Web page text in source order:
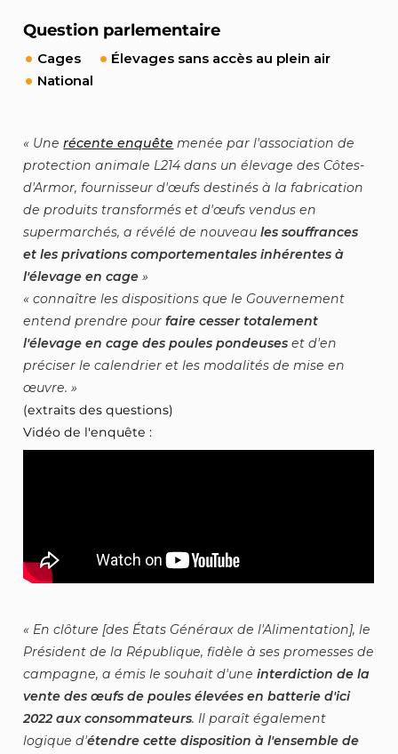
Question parlementaire
Cages
Élevages sans accès au plein air
National
Unerécente enquête menée par l'association de
protection animale L214 dans un élevage des Côtes-
d'Armor, fournisseur d'œufs destinés à la fabrication
de produits transformés et d'œufs vendus en
supermarchés, a révélé de nouveaules souffrances
et les privations comportementales inhérentes à
l'élevage en cage
connaître les dispositions que le Gouvernement
entend prendre pourfaire cesser totalement
l'élevage en cage des poules pondeuses et d'en
préciser le calendrier et les modalités de mise en
œuvre.
(extraits des questions)
Vidéo de l'enquête :
En clôture [des États Généraux de l'Alimentation], le
Président de la République, fidèle à ses promesses de
campagne, a émis le souhait d'uneinterdiction de la
vente des œufs de poules élevées en batterie d'ici
2022 aux consommateurs. Il paraît également
logique d'étendre cette disposition à l'ensemble de